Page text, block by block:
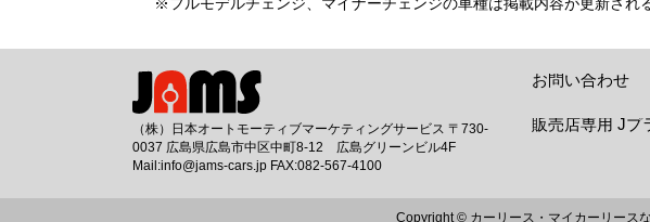
（株）日本オートモーティブマーケティングサービス 〒730-
0037 広島県広島市中区中町8-12 広島グリーンビル4F
Mail:info@jams-cars.jp FAX:082-567-4100
お問い合わせ
販売店専用 Jプ
Copyright © カーリース・マイカーリース